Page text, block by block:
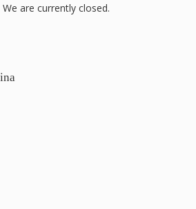
We are currently closed.